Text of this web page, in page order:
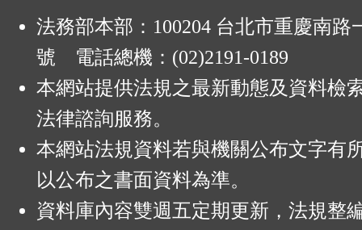
法務部本部：100204 台北市重慶南路
號 電話總機：(02)2191-0189
本網站提供法規之最新動態及資料檢
法律諮詢服務。
本網站法規資料若與機關公布文字有
以公布之書面資料為準。
資料庫內容雙週五定期更新，法規整